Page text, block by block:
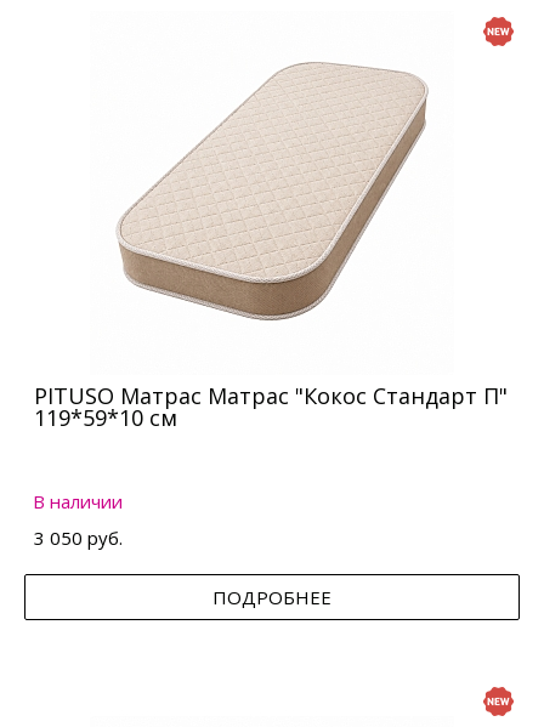
PITUSO Матрас Матрас "Кокос Стандарт П"
119*59*10 см
В наличии
3 050 руб.
ПОДРОБНЕЕ